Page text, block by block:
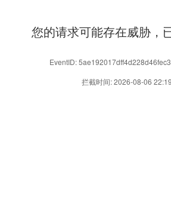
您的请求可能存在威胁，
EventID:
拦截时间: 2026-08-06 22:19